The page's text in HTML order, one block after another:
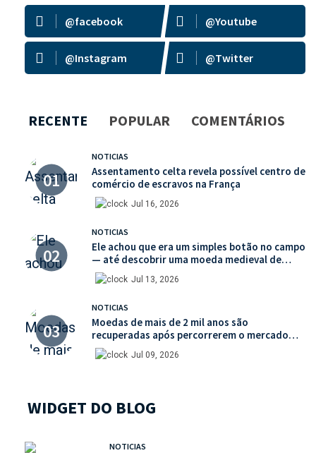
@facebook @Youtube
@Instagram @Twitter
RECENTE POPULAR COMENTÁRIOS
NOTICIAS
Assentamento celta revela possível centro de
comércio de escravos na França
Jul 16, 2026
NOTICIAS
Ele achou que era um simples botão no campo
— até descobrir uma moeda medieval de
valor histórico incalculável
Jul 13, 2026
NOTICIAS
Moedas de mais de 2 mil anos são
recuperadas após percorrerem o mercado
ilegal de antiguidades
Jul 09, 2026
WIDGET DO BLOG
NOTICIAS